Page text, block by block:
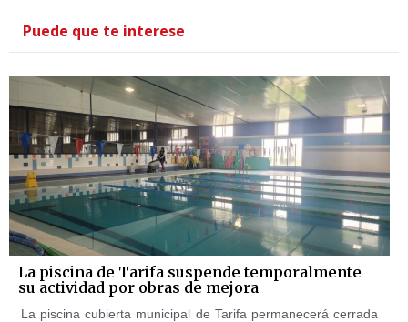
Puede que te interese
La piscina de Tarifa suspende temporalmente
su actividad por obras de mejora
La piscina cubierta municipal de Tarifa permanecerá cerrada